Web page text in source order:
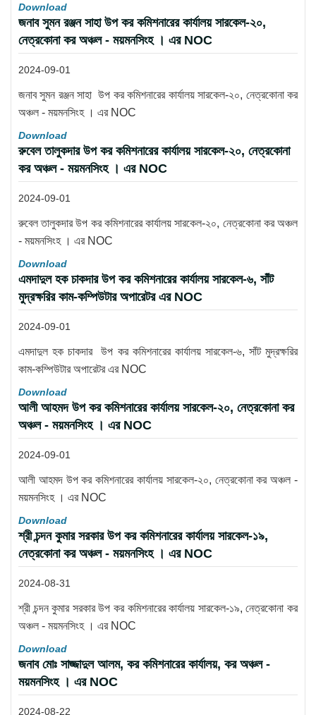
Download
জনাব সুমন রঞ্জন সাহা উপ কর কমিশনারের কার্যালয় সারকেল-২০,
নেত্রকোনা কর অঞ্চল - ময়মনসিংহ । এর NOC
2024-09-01
জনাব সুমন রঞ্জন সাহা উপ কর কমিশনারের কার্যালয় সারকেল-২০, নেত্রকোনা কর
অঞ্চল - ময়মনসিংহ । এর NOC
Download
রুবেল তালুকদার উপ কর কমিশনারের কার্যালয় সারকেল-২০, নেত্রকোনা
কর অঞ্চল - ময়মনসিংহ । এর NOC
2024-09-01
রুবেল তালুকদার উপ কর কমিশনারের কার্যালয় সারকেল-২০, নেত্রকোনা কর অঞ্চল
- ময়মনসিংহ । এর NOC
Download
এমদাদুল হক চাকদার উপ কর কমিশনারের কার্যালয় সারকেল-৬, সাঁট
মুদ্রক্ষরির কাম-কম্পিউটার অপারেটর এর NOC
2024-09-01
এমদাদুল হক চাকদার উপ কর কমিশনারের কার্যালয় সারকেল-৬, সাঁট মুদ্রক্ষরির
কাম-কম্পিউটার অপারেটর এর NOC
Download
আলী আহমদ উপ কর কমিশনারের কার্যালয় সারকেল-২০, নেত্রকোনা কর
অঞ্চল - ময়মনসিংহ । এর NOC
2024-09-01
আলী আহমদ উপ কর কমিশনারের কার্যালয় সারকেল-২০, নেত্রকোনা কর অঞ্চল -
ময়মনসিংহ । এর NOC
Download
শ্রী চন্দন কুমার সরকার উপ কর কমিশনারের কার্যালয় সারকেল-১৯,
নেত্রকোনা কর অঞ্চল - ময়মনসিংহ । এর NOC
2024-08-31
শ্রী চন্দন কুমার সরকার উপ কর কমিশনারের কার্যালয় সারকেল-১৯, নেত্রকোনা কর
অঞ্চল - ময়মনসিংহ । এর NOC
Download
জনাব মোঃ সাজ্জাদুল আলম, কর কমিশনারের কার্যালয়, কর অঞ্চল -
ময়মনসিংহ । এর NOC
2024-08-22